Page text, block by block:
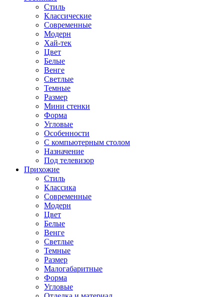
Стиль
Классические
Современные
Модерн
Хай-тек
Цвет
Белые
Венге
Светлые
Темные
Размер
Мини стенки
Форма
Угловые
Особенности
С компьютерным столом
Назначение
Под телевизор
Прихожие
Стиль
Классика
Современные
Модерн
Цвет
Белые
Венге
Светлые
Темные
Размер
Малогабаритные
Форма
Угловые